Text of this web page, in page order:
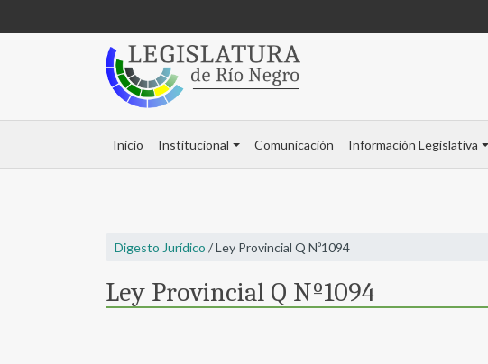
Inicio Institucional Comunicación Información Legislativa
Digesto Jurídico / Ley Provincial Q Nº1094
Ley Provincial Q Nº1094